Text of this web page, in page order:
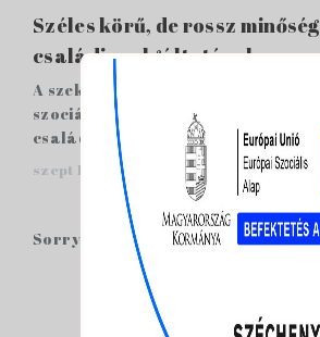
Széles körű, de rossz
családi szolgáltatások
A szekunder kutatásunk új
szociálpolitikai helyzetkép
családsegítő s...
szept 12, 2018 / 0 Hozzászólások
Sorry, the comment form is closed